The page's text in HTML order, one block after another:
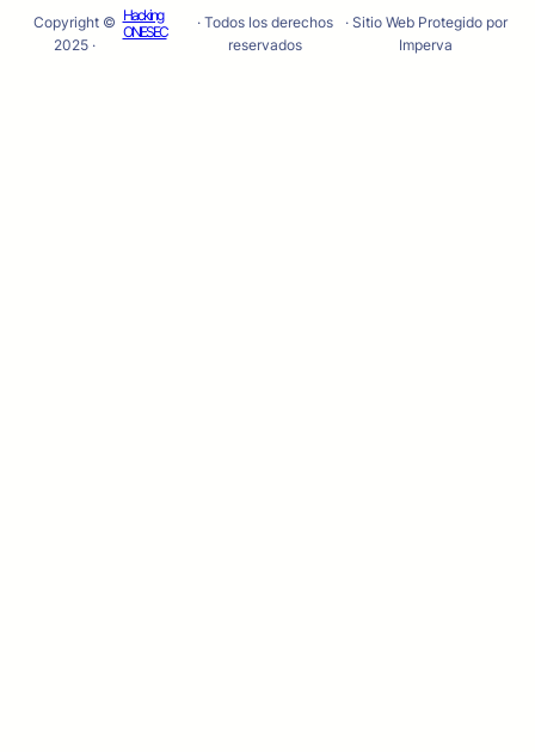
Copyright ©
2025 ·
Hacking
ONESEC
· Todos los derechos
reservados
· Sitio Web Protegido por
Imperva